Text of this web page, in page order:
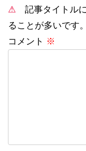
⚠ 記事タイトル
ることが多いです。
コメント ※